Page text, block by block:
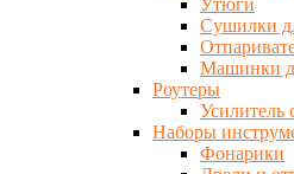
Утюги
Сушилки
Машинки
Роутеры
Усилитель
Наборы
Фонарики